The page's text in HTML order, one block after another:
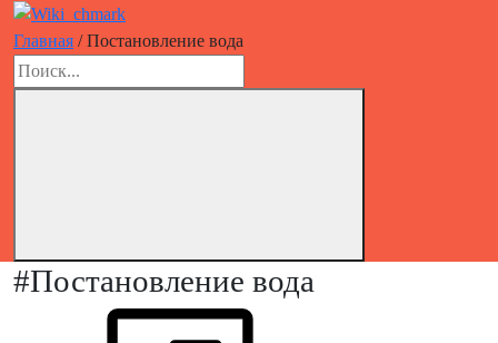
Skip
content
Wiki_chmark
Главная /Постановление вода
Поиск:
#Постановление вода